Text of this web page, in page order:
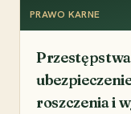
PRAWO KARNE
roszczenia i